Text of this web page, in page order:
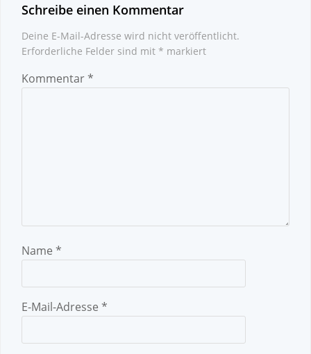
Schreibe einen Kommentar
Deine E-Mail-Adresse wird nicht veröffentlicht.
Erforderliche Felder sind mit * markiert
Kommentar*
Name *
E-Mail-Adresse *